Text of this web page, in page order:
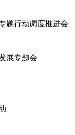
题行动调度推进会
展专题会